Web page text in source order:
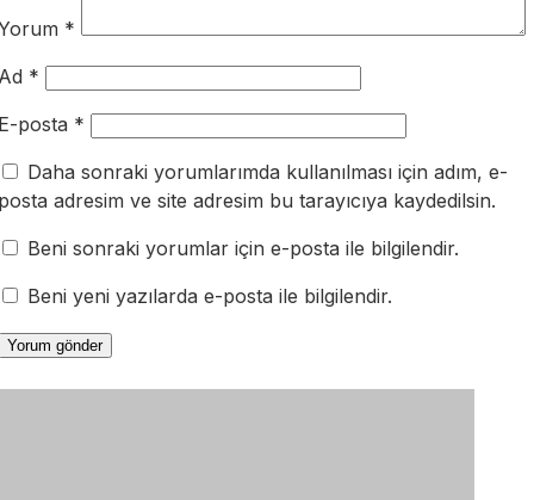
*
*
posta *
Daha sonraki yorumlarımda kullanılması için adım, e-
adresim ve site adresim bu tarayıcıya kaydedilsin.
Beni sonraki yorumlar için e-posta ile bilgilendir.
Beni yeni yazılarda e-posta ile bilgilendir.